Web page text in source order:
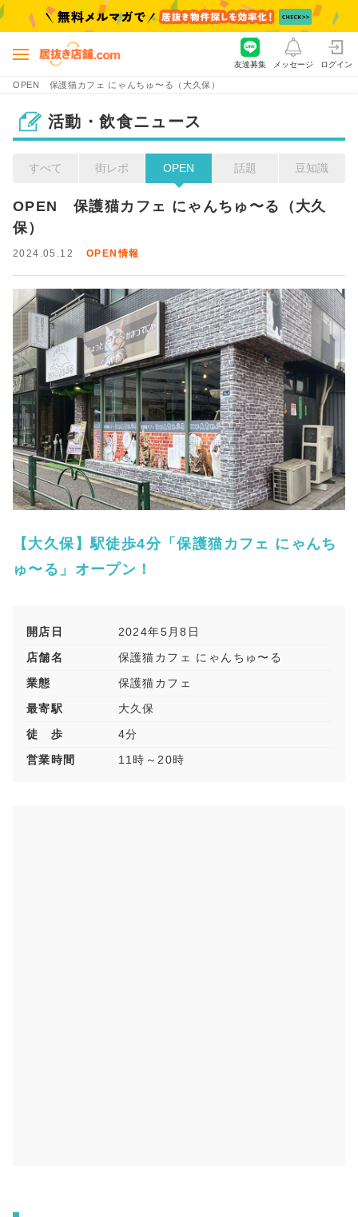
OPEN 保護猫カフェ にゃんちゅ〜る（大久保）
友達募集 メッセージ ログイン
活動・飲食ニュース
すべて 街レポ OPEN 話題 豆知識
OPEN　保護猫カフェ にゃんちゅ〜る（大久
保）
2024.05.12 OPEN情報
【大久保】駅徒歩4分「保護猫カフェ にゃんち
ゅ〜る」オープン！
開店日
2024年5月8日
店舗名
保護猫カフェ にゃんちゅ〜る
業態
保護猫カフェ
最寄駅
大久保
徒 歩
4分
営業時間
11時～20時